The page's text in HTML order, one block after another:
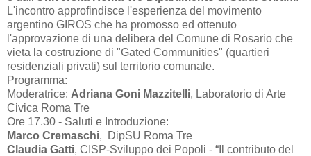
L'incontro approfindisce l'esperienza del movimento
argentino GIROS che ha promosso ed ottenuto
l'approvazione di una delibera del Comune di Rosario che
vieta la costruzione di "Gated Communities" (quartieri
residenziali privati) sul territorio comunale.
Programma:
Moderatrice: Adriana Goni Mazzitelli, Laboratorio di Arte
Civica Roma Tre
Ore 17.30 - Saluti e Introduzione:
Marco Cremaschi, DipSU Roma Tre
Claudia Gatti, CISP-Sviluppo dei Popoli - “Il contributo del